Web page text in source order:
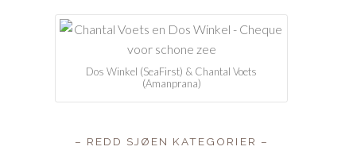
Dos Winkel (SeaFirst) & Chantal Voets
(Amanprana)
– REDD SJØEN KATEGORIER –